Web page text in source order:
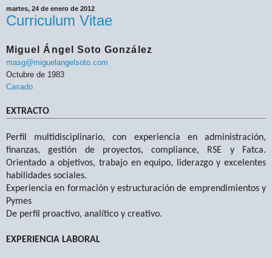
martes, 24 de enero de 2012
Curriculum Vitae
Miguel Ángel Soto González
masg@miguelangelsoto.com
Octubre de 1983
Casado
EXTRACTO
Perfil multidisciplinario, con experiencia en administración,
finanzas, gestión de proyectos, compliance, RSE y Fatca.
Orientado a objetivos, trabajo en equipo, liderazgo y excelentes
habilidades sociales.
Experiencia en formación y estructuración de emprendimientos y
Pymes
De perfil proactivo, analítico y creativo.
EXPERIENCIA LABORAL